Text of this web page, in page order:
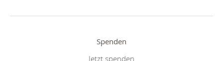
Spenden
Jetzt spenden